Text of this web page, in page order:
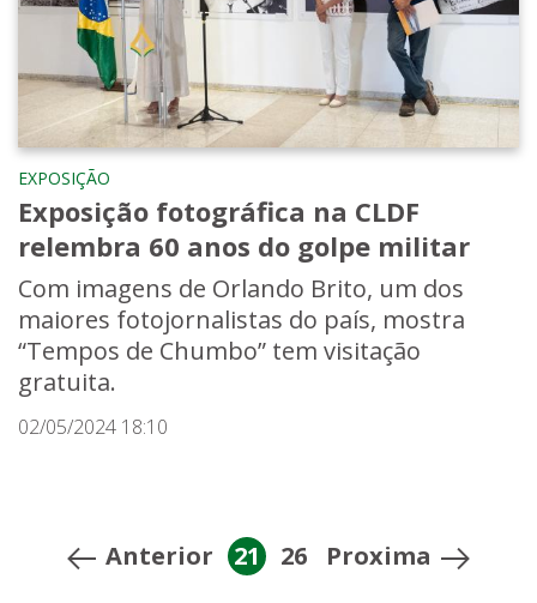
EXPOSIÇÃO
Exposição fotográfica na CLDF
relembra 60 anos do golpe militar
Com imagens de Orlando Brito, um dos
maiores fotojornalistas do país, mostra
“Tempos de Chumbo” tem visitação
gratuita.
02/05/2024 18:10
Anterior 21 26 Proxima